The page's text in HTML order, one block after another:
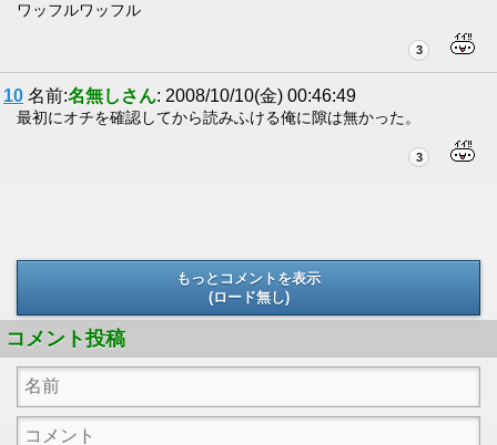
ワッフルワッフル
3
10 名前:名無しさん: 2008/10/10(金) 00:46:49
最初にオチを確認してから読みふける俺に隙は無かった。
3
もっとコメントを表示
(ロード無し)
コメント投稿